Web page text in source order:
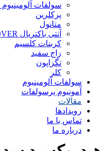
سولفات آلومینیوم 17 درصد
پرکلرین
متانول
آنتی باکتریال ODO OVER(ضد بو)
کربنات کلسیم
زاج سفید
تگزاپون
کلر
سولفات آلومینیوم
آمونیوم پرسولفات
مقالات
رویدادها
تماس با ما
درباره ما